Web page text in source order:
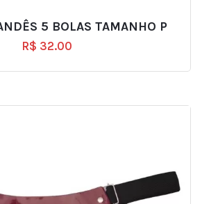
5 BOLAS TAMANHO P
R$ 32.00